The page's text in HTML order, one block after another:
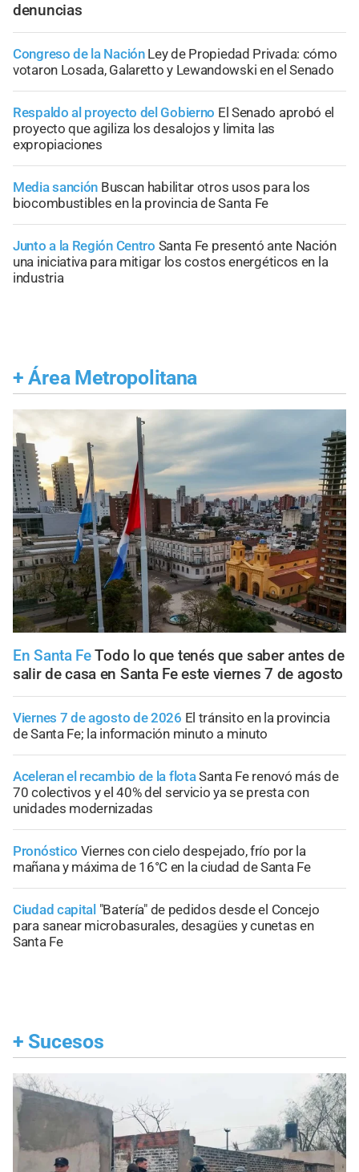
denuncias
Congreso de la Nación Ley de Propiedad Privada: cómo
votaron Losada, Galaretto y Lewandowski en el Senado
Respaldo al proyecto del Gobierno El Senado aprobó el
proyecto que agiliza los desalojos y limita las
expropiaciones
Media sanción Buscan habilitar otros usos para los
biocombustibles en la provincia de Santa Fe
Junto a la Región Centro Santa Fe presentó ante Nación
una iniciativa para mitigar los costos energéticos en la
industria
+ Área Metropolitana
En Santa FeTodo lo que tenés que saber antes de
salir de casa en Santa Fe este viernes 7 de agosto
Viernes 7 de agosto de 2026 El tránsito en la provincia
de Santa Fe; la información minuto a minuto
Aceleran el recambio de la flotaSanta Fe renovó más de
70 colectivos y el 40% del servicio ya se presta con
unidades modernizadas
Pronóstico Viernes con cielo despejado, frío por la
mañana y máxima de 16°C en la ciudad de Santa Fe
Ciudad capital "Batería" de pedidos desde el Concejo
para sanear microbasurales, desagües y cunetas en
Santa Fe
+ Sucesos